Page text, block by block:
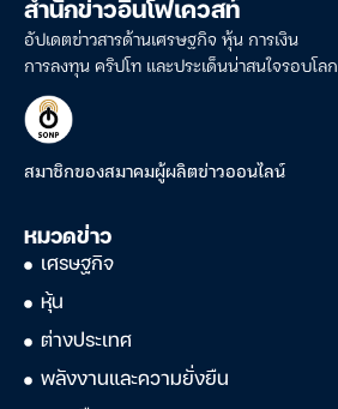
สำนักข่าวอินโฟเควสท์
อัปเดตข่าวสารด้านเศรษฐกิจ หุ้น การเงิน
การลงทุน คริปโท และประเด็นน่าสนใจรอบโลก
สมาชิกของสมาคมผู้ผลิตข่าวออนไลน์
หมวดข่าว
เศรษฐกิจ
หุ้น
ต่างประเทศ
พลังงานและความยั่งยืน